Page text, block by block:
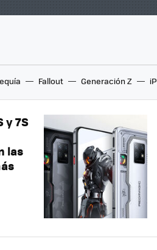
Fallout Generación Z
y 7S
las